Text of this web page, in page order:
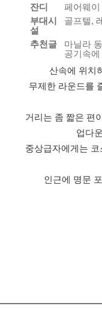
잔디
페어웨이
부대시
설
골프텔,
추천글
마닐라
공기속
산속에 위치
무제한 라운드를
거리는 좀 짧은 편
업다
중상급자에게는
인근에 명문